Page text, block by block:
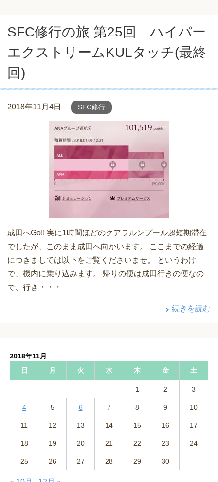
SFC修行の旅 第25回 ハイパー
エクストリームKULタッチ(最終
回)
2018年11月4日 SFC修行
成田へGo!! 実に1時間ほどのクアラルンプール超短期滞在
でしたが、このまま成田へ向かいます。 ここまでの経過
につきましては以下をご覧くださいませ。 というわけ
で、機内に乗り込みます。 帰りの便は成田行きの便なの
で、行き・・・
続きを読む
2018年11月
日
月 火 水 木 金 土
1 2 3
4 5 6 7 8 9 10
11 12 13 14 15 16 17
18 19 20 21 22 23 24
25 26 27 28 29 30